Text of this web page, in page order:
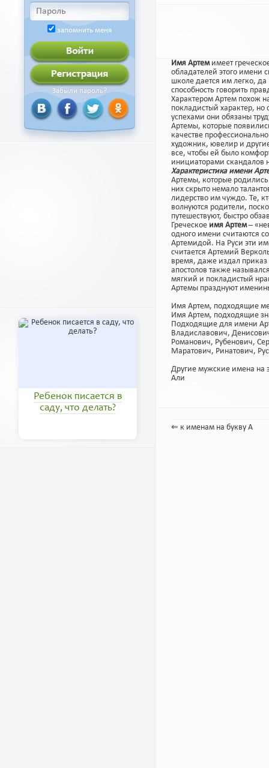
запомнить меня
Забыли пароль?
Ребенок писается в
саду, что делать?
Имя Артемимеет
обладателей этого имени
школе дается им легко, да
способность говорить
Характером Артем похож
покладистый характер, но
успехами они обязаны
Артемы, которые
качестве
художник, ювелир и
все, чтобы ей было
инициаторами скандалов
Характеристика имени
Артемы, которые
них скрыто немало
лидерство им чуждо. Те,
волнуются родители,
путешествуют, быстро
Греческое имя Артем–
одного имени считаются
Артемидой. На Руси эти
считается Артемий
время, даже издал приказ
апостолов также
мягкий и покладистый
Артемы празднуют
Имя Артем, подходящие
Имя Артем, подходящие
Подходящие для имени
Владиславович,
Романович, Рубенович,
Маратович, Ринатович,
Другие мужские имена на
Али
⇐ к именам на букву А